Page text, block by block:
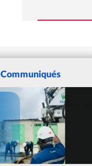
Communiqués